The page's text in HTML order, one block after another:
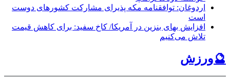
اردوغان: توافقنامه مکه پذیرای مشارکت کشورهای دوست
است
افزایش بهای بنزین در آمریکا/ کاخ سفید: برای کاهش قیمت
تلاش می‌کنیم
🔮ورزش